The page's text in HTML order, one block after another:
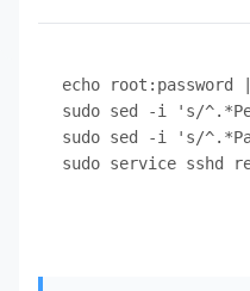
echo root:password
sudo sed -i 's/
sudo sed -i 's/